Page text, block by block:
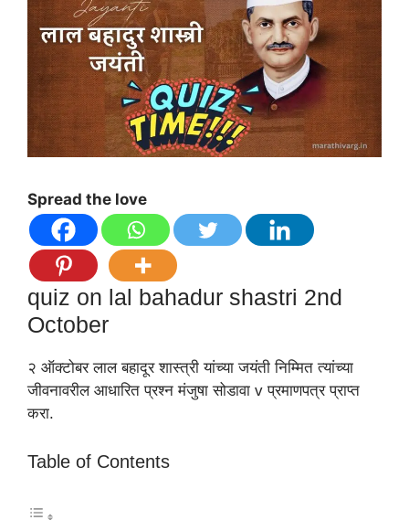
Spread the love
quiz on lal bahadur shastri 2nd
October
२ ऑक्टोबर लाल बहादूर शास्त्री यांच्या जयंती निम्मित त्यांच्या
जीवनावरील आधारित प्रश्न मंजुषा सोडावा v प्रमाणपत्र प्राप्त
करा.
Table of Contents